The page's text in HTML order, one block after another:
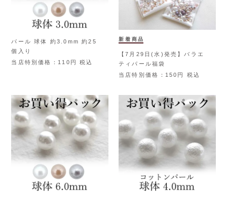
パール 球体 約3.0mm 約25
個入り
当店特別価格
110 税込
新着商品
【7月29日(水)発売】バラエ
ティパール福袋
当店特別価格
150 税込